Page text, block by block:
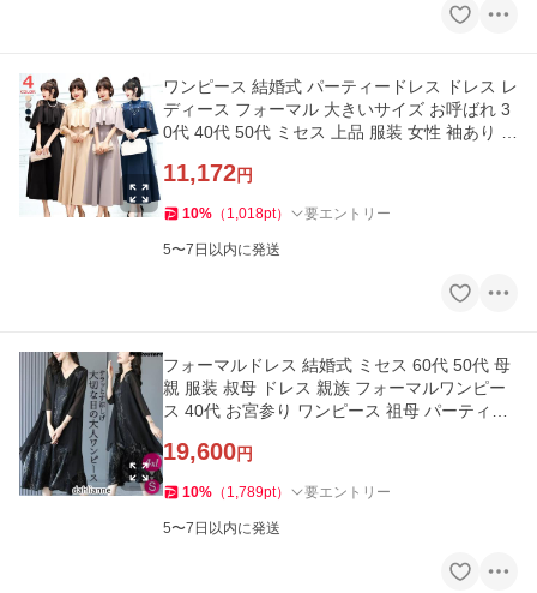
ワンピース 結婚式 パーティードレス ドレス レ
ディース フォーマル 大きいサイズ お呼ばれ 3
0代 40代 50代 ミセス 上品 服装 女性 袖あり 披
11,172円
10% （ 1,018pt） 要エントリー
5〜7日以内に発送
フォーマルドレス 結婚式 ミセス 60代 50代 母
親 服装 叔母 ドレス 親族 フォーマルワンピー
ス 40代 お宮参り ワンピース 祖母 パーティー
19,600円
10% （ 1,789pt） 要エントリー
5〜7日以内に発送